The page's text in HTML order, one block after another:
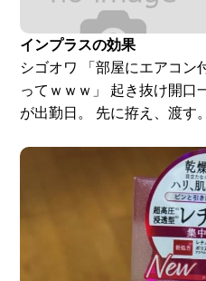
インプラスの効果
シゴオワ 「部屋にエアコン
ってｗｗｗ」 起き抜け開口
が出勤日。 先に拵え、渡す